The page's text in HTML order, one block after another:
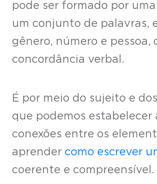
pode ser formado por
um conjunto de palavras,
gênero, número e pessoa,
concordância verbal.
É por meio do sujeito e
que podemos estabelecer
conexões entre os
aprender como escrever
coerente e compreensível.